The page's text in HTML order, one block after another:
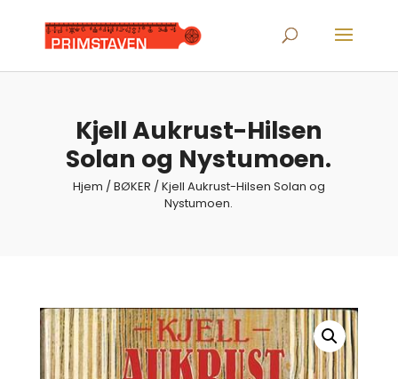
search
Kjell Aukrust-Hilsen
Solan og Nystumoen.
Hjem /BØKER / Kjell Aukrust-Hilsen Solan og
Nystumoen.